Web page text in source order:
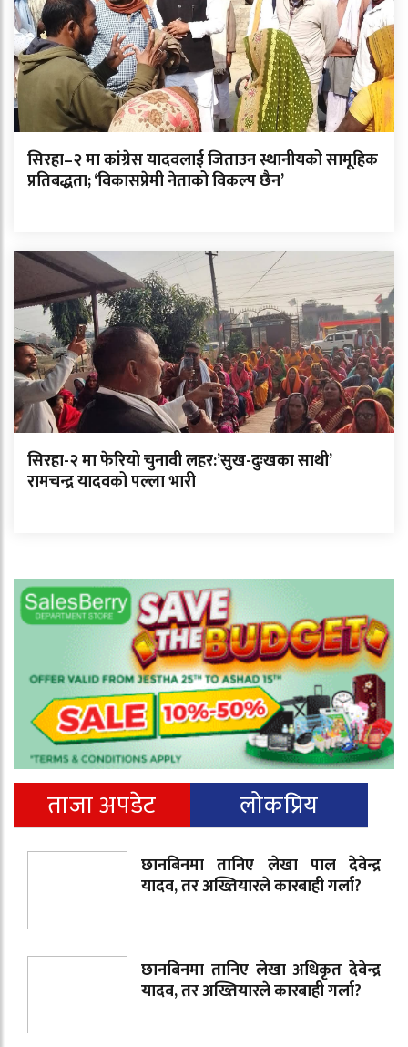
सिरहा–२ मा कांग्रेस यादवलाई जिताउन स्थानीयको सामूहिक
प्रतिबद्धता; ‘विकासप्रेमी नेताको विकल्प छैन’
सिरहा-२ मा फेरियो चुनावी लहर:’सुख-दुःखका साथी’
रामचन्द्र यादवको पल्ला भारी
ताजा अपडेट लोकप्रिय
छानबिनमा तानिए लेखा पाल देवेन्द्र
यादव, तर अख्तियारले कारबाही गर्ला?
छानबिनमा तानिए लेखा अधिकृत देवेन्द्र
यादव, तर अख्तियारले कारबाही गर्ला?